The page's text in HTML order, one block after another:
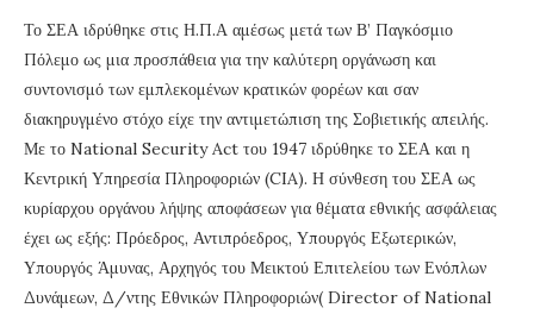
Το ΣΕΑ ιδρύθηκε στις Η.Π.Α αμέσως μετά των Β’ Παγκόσμιο
Πόλεμο ως μια προσπάθεια για την καλύτερη οργάνωση και
συντονισμό των εμπλεκομένων κρατικών φορέων και σαν
διακηρυγμένο στόχο είχε την αντιμετώπιση της Σοβιετικής απειλής.
Με το National Security Act του 1947 ιδρύθηκε το ΣΕΑ και η
Κεντρική Υπηρεσία Πληροφοριών (CIA). Η σύνθεση του ΣΕΑ ως
κυρίαρχου οργάνου λήψης αποφάσεων για θέματα εθνικής ασφάλειας
έχει ως εξής: Πρόεδρος, Αντιπρόεδρος, Υπουργός Εξωτερικών,
Υπουργός Άμυνας, Αρχηγός του Μεικτού Επιτελείου των Ενόπλων
Δυνάμεων, Δ/ντης Εθνικών Πληροφοριών( Director of National